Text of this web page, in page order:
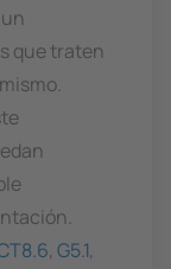
que traten
, G5.1,